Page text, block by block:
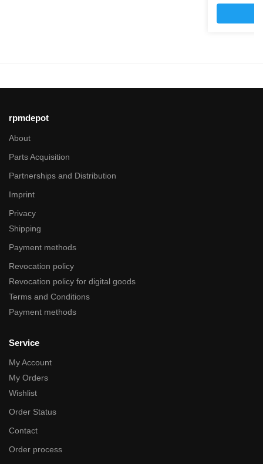
rpmdepot
About
Parts Acquisition
Partnerships and Distribution
Imprint
Privacy
Shipping
Payment methods
Revocation policy
Revocation policy for digital goods
Terms and Conditions
Payment methods
Service
My Account
My Orders
Wishlist
Order Status
Contact
Order process